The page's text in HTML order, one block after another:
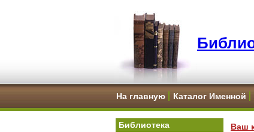
На главную Каталог Именной
Библиотека
Ваш